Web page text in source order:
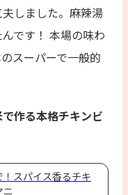
しました。麻辣湯
です！ 本場の味わ
スーパーで一般的
作る本格チキンビ
！スパイス香るチキ
ニ